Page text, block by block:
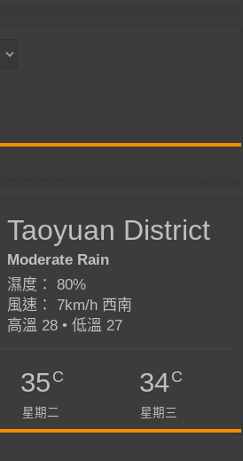
Taoyuan District
Moderate Rain
濕度： 80%
風速： 7km/h 西南
高溫 28 • 低溫 27
35C
星期二
34C
星期三